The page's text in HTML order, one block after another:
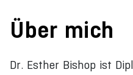
Über mich
Dr. Esther Bishop ist